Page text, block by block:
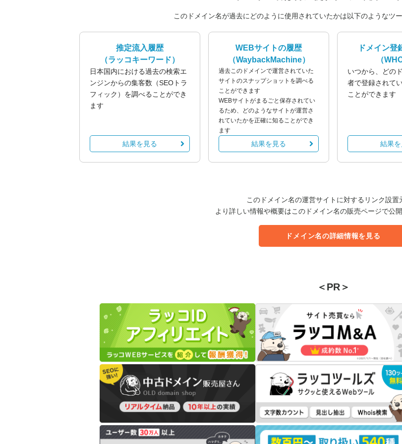
このドメイン名が過去にどのように使用されていたかは以下のようなツ
推定流入履歴
（ラッコキーワード）
日本国内における過去の検索エ
ンジンからの集客数（SEOトラ
フィック）を調べることができ
ます
結果を見る
WEBサイトの履歴
（WaybackMachine）
過去このドメインで運営されていた
サイトのスナップショットを調べる
ことができます
WEBサイトがまるごと保存されてい
るため、どのようなサイトが運営さ
れていたかを正確に知ることができ
ます
結果を見る
ドメイン登
（
いつから、どの
者で登録されて
ことができます
結果
このドメイン名の運営サイトに対するリンク設置
より詳しい情報や概要はこのドメイン名の販売ページで公開
ドメイン名の詳細情報を見る
＜PR＞